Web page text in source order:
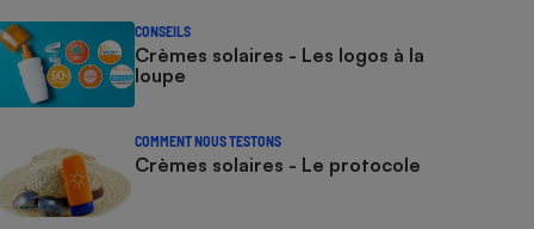
CONSEILS
Crèmes solaires - Les logos à la
loupe
COMMENT NOUS TESTONS
Crèmes solaires - Le protocole